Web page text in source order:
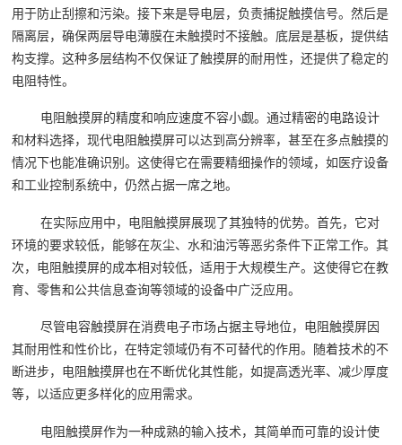
用于防止刮擦和污染。接下来是导电层，负责捕捉触摸信号。然后是
隔离层，确保两层导电薄膜在未触摸时不接触。底层是基板，提供结
构支撑。这种多层结构不仅保证了触摸屏的耐用性，还提供了稳定的
电阻特性。
电阻触摸屏的精度和响应速度不容小觑。通过精密的电路设计
和材料选择，现代电阻触摸屏可以达到高分辨率，甚至在多点触摸的
情况下也能准确识别。这使得它在需要精细操作的领域，如医疗设备
和工业控制系统中，仍然占据一席之地。
在实际应用中，电阻触摸屏展现了其独特的优势。首先，它对
环境的要求较低，能够在灰尘、水和油污等恶劣条件下正常工作。其
次，电阻触摸屏的成本相对较低，适用于大规模生产。这使得它在教
育、零售和公共信息查询等领域的设备中广泛应用。
尽管电容触摸屏在消费电子市场占据主导地位，电阻触摸屏因
其耐用性和性价比，在特定领域仍有不可替代的作用。随着技术的不
断进步，电阻触摸屏也在不断优化其性能，如提高透光率、减少厚度
等，以适应更多样化的应用需求。
电阻触摸屏作为一种成熟的输入技术，其简单而可靠的设计使